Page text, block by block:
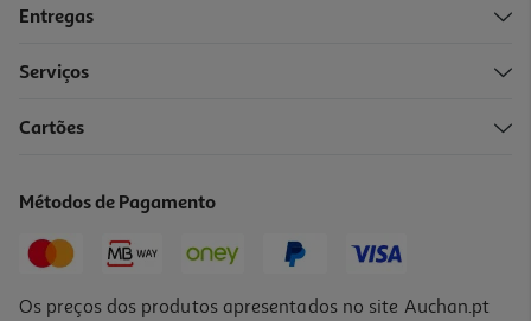
-10%
13,30 € PVP de editor
Entregas
Serviços
Cartões
Métodos de Pagamento
Os preços dos produtos apresentados no site Auchan.pt